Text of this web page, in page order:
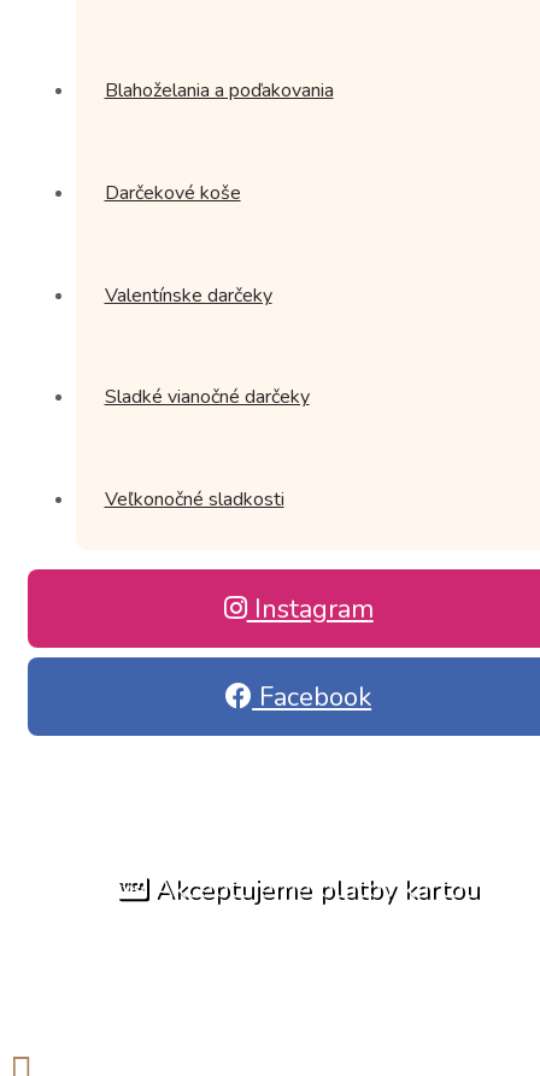
Blahoželania a poďakovania
Darčekové koše
Valentínske darčeky
Sladké vianočné darčeky
Veľkonočné sladkosti
Instagram
Facebook
Akceptujeme platby kartou